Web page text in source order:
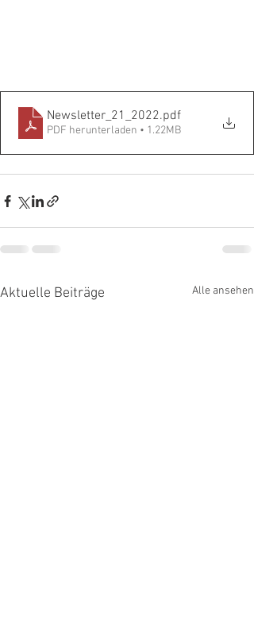
Newsletter_21_2022.pdf
PDF herunterladen • 1.22MB
Aktuelle Beiträge Alle ansehen